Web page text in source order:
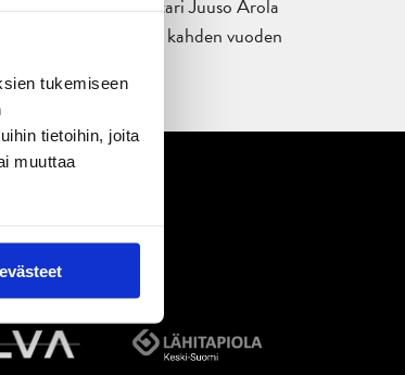
tukemiseen
tietoihin, joita
muuttaa
Tuore Sveitsin mestari Juuso Arola
JYP-puolustukseen kahden vuoden